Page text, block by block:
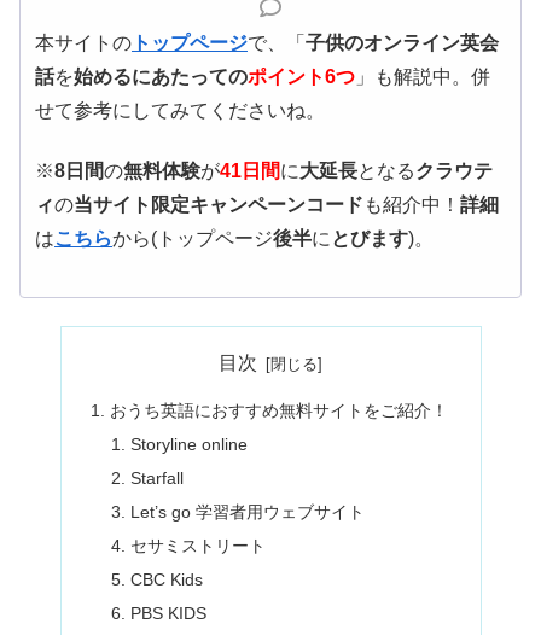
本サイトの トップページで、「 子供のオンライン英会
話を始めるにあたってのポイント6つ 」も解説中。併
せて参考にしてみてくださいね。
※8日間の無料体験が41日間に大延長となるクラウテ
ィの当サイト限定キャンペーンコード も紹介中！ 詳細
はこちらから(トップページ後半に とびます)。
目次
おうち英語におすすめ無料サイトをご紹介！
Storyline online
Starfall
Let’s go 学習者用ウェブサイト
セサミストリート
CBC Kids
PBS KIDS